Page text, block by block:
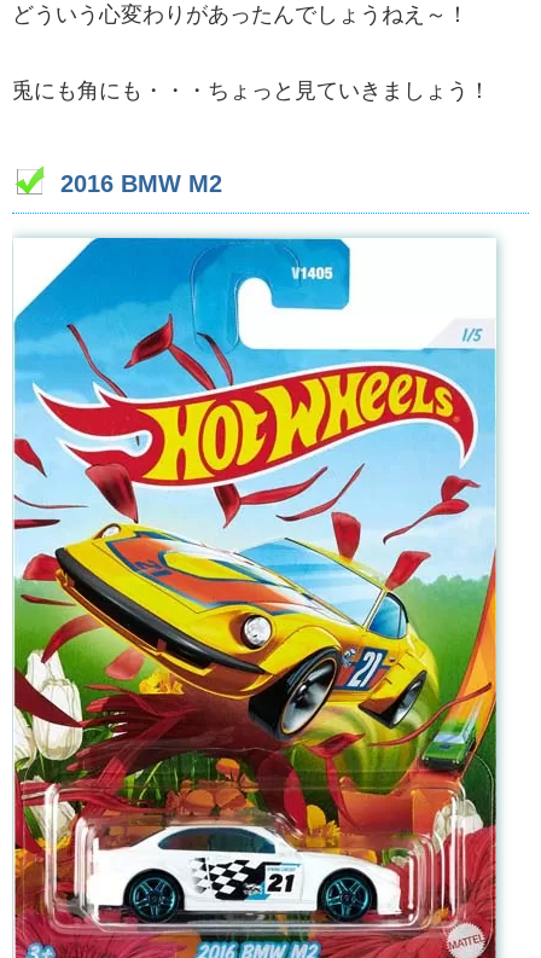
どういう心変わりがあったんでしょうねえ～！
兎にも角にも・・・ちょっと見ていきましょう！
2016 BMW M2